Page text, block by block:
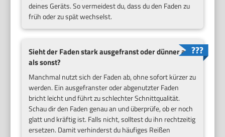
deines Geräts. So vermeidest du, dass du den Faden zu
früh oder zu spät wechselst.
Sieht der Faden stark ausgefranst oder dünner aus
als sonst?
Manchmal nutzt sich der Faden ab, ohne sofort kürzer zu
werden. Ein ausgefranster oder abgenutzter Faden
bricht leicht und führt zu schlechter Schnittqualität.
Schau dir den Faden genau an und überprüfe, ob er noch
glatt und kräftig ist. Falls nicht, solltest du ihn rechtzeitig
ersetzen. Damit verhinderst du häufiges Reißen